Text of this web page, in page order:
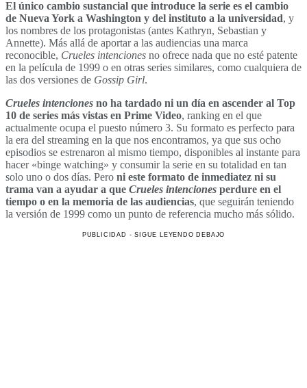
El único cambio sustancial que introduce la serie es el cambio
de Nueva York a Washington y del instituto a la universidad, y
los nombres de los protagonistas (antes Kathryn, Sebastian y
Annette). Más allá de aportar a las audiencias una marca
reconocible, Crueles intenciones no ofrece nada que no esté patente
en la película de 1999 o en otras series similares, como cualquiera de
las dos versiones de Gossip Girl.
Crueles intenciones no ha tardado ni un día en ascender al Top
10 de series más vistas en Prime Video, ranking en el que
actualmente ocupa el puesto número 3. Su formato es perfecto para
la era del streaming en la que nos encontramos, ya que sus ocho
episodios se estrenaron al mismo tiempo, disponibles al instante para
hacer «binge watching» y consumir la serie en su totalidad en tan
solo uno o dos días. Pero ni este formato de inmediatez ni su
trama van a ayudar a que Crueles intenciones perdure en el
tiempo o en la memoria de las audiencias, que seguirán teniendo
la versión de 1999 como un punto de referencia mucho más sólido.